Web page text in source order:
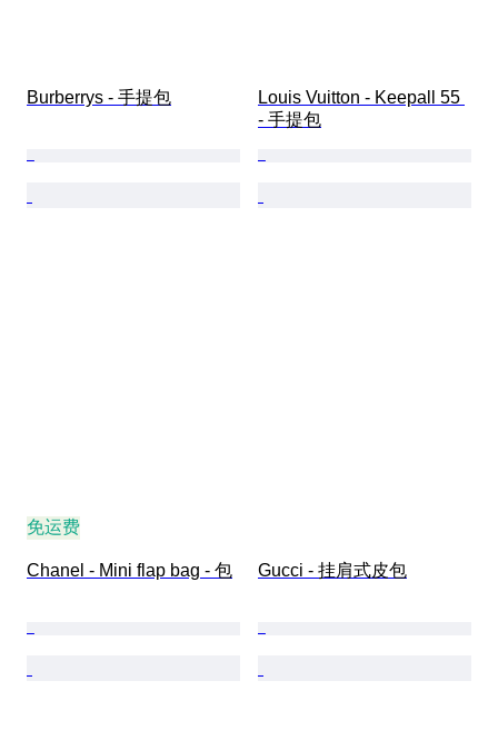
Burberrys - 手提包
Louis Vuitton - Keepall 55
- 手提包
免运费
Chanel - Mini flap bag - 包 Gucci - 挂肩式皮包